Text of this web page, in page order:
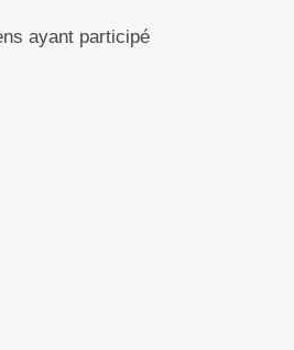
ayant participé